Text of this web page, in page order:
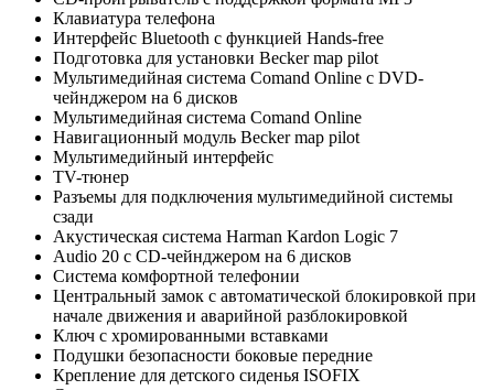
Клавиатура телефона
Интерфейс Bluetooth с функцией Hands-free
Подготовка для установки Becker map pilot
Мультимедийная система Comand Online с DVD-
чейнджером на 6 дисков
Мультимедийная система Comand Online
Навигационный модуль Becker map pilot
Мультимедийный интерфейс
TV-тюнер
Разъемы для подключения мультимедийной системы
сзади
Акустическая система Harman Kardon Logic 7
Audio 20 с CD-чейнджером на 6 дисков
Система комфортной телефонии
Центральный замок с автоматической блокировкой при
начале движения и аварийной разблокировкой
Ключ с хромированными вставками
Подушки безопасности боковые передние
Крепление для детского сиденья ISOFIX